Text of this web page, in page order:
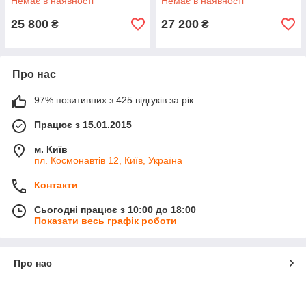
Ambra Вугілля Дрова Брикети
25 800 ₴
Ambra Вугілля Дрова Брикети
27 200 ₴
Про нас
97% позитивних з 425 відгуків за рік
Працює з 15.01.2015
м. Київ
пл. Космонавтів 12, Київ, Україна
Контакти
Сьогодні працює з 10:00 до 18:00
Показати весь графік роботи
Про нас